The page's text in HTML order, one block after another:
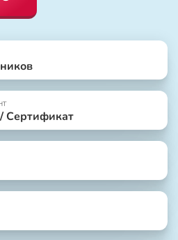
Сертификат